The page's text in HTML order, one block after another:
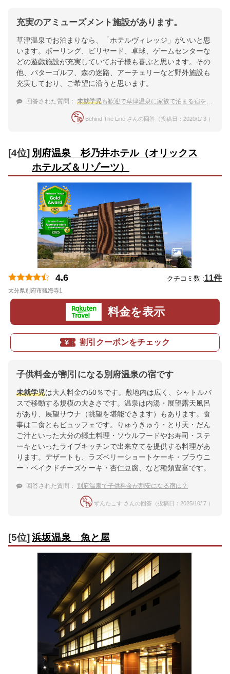
充実のアミューズメント施設があります。
草津温泉でお泊まりなら、「ホテルヴィレッジ」がいいと思
います。ボーリング、ビリヤード、卓球、ゲームセンターな
どの遊戯施設が充実していてお子様も喜ぶと思います。その
他、パターゴルフ、森の迷路、アーチェリーなど野外施設も
充実しており、ご希望に沿うと思います。
回答された質問： 未就学児も歓迎で草津温泉に家族で泊まる宿を探してます。
Behind The Line さんの回答（投稿日：2020/1/ 3 ）
[4位] 別府温泉 杉乃井ホテル（オリックス
ホテルズ＆リゾーツ）
4.6 クチコミ数 :11件
大分県別府市観海寺1
料金を表示
割引クーポンをチェック
子供料金が割引になる別府温泉の宿です
未就学児は大人料金の50％です。敷地内は広く、シャトルバ
スで移動する規模の大きさです。温泉は内湯・展望露天風呂
があり、展望サウナ（眺望を堪能できます）もあります。食
事は二食ともビュッフェです。りゅうきゅう・とり天・だん
ご汁といった大分の郷土料理・ソウルフードやお寿司・ステ
ーキといったライブキッチンで出来立てを提供する料理があ
ります。デザートも、ラズベリーショートケーキ・ブラウニ
ー・ベイクドチーズケーキ・杏仁豆腐、など種類豊富です。
回答された質問： 別府温泉で子供料金が割安になる宿は？
ずんたこす さんの回答（投稿日：2025/10/ 7 ）
[5位] 浜坂温泉 魚と屋